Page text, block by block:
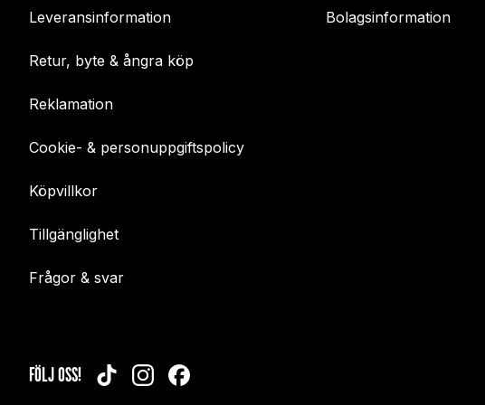
Leveransinformation
Retur, byte & ångra köp
Reklamation
Cookie- & personuppgiftspolicy
Köpvillkor
Tillgänglighet
Frågor & svar
Bolagsinformation
FÖLJ OSS! TIKTOKINSTAGRAMFACEBOOK